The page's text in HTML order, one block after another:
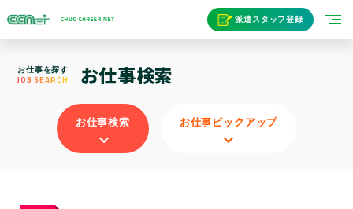
派遣スタッフ登録
お仕事を探す
JOB SEARCH お仕事検索
お仕事検索 お仕事ピックアップ